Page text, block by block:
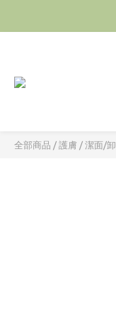
全部商品 / 護膚 / 潔面/